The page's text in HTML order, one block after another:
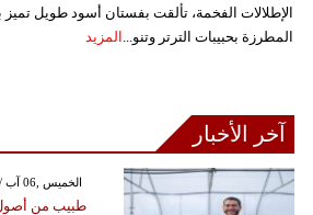
الإطلالات الفخمة، تألقت بفستان أسود طويل تميز
المطرزة بحبيبات الترتر وتنو... المزيد
آخر الأخبار
GMT 02:01 2026 الخميس ,06 آب / أغسطس
طبيب من